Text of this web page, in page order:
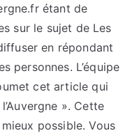
étant de
sur le sujet de Les
en répondant
personnes. L’équipe
cet article qui
». Cette
possible. Vous